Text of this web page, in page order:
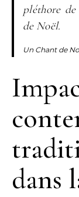
pléthore
de Noël.
Un Chant de
dans